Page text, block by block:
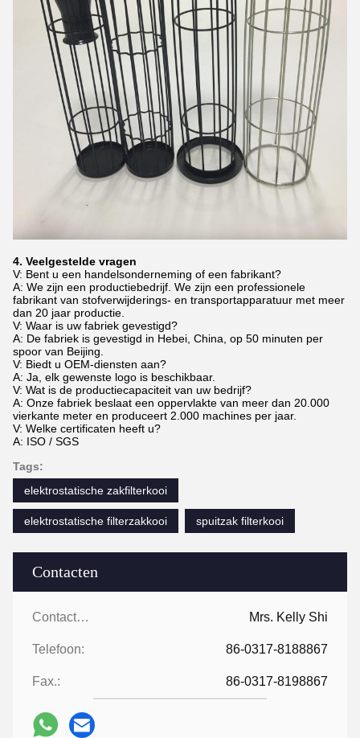
Contacten
Contacten: Mrs. Kelly Shi
Telefoon: 86-0317-8188867
Fax.: 86-0317-8198867
4. Veelgestelde vragen
V: Bent u een handelsonderneming of een fabrikant?
A: We zijn een productiebedrijf. We zijn een professionele
fabrikant van stofverwijderings- en transportapparatuur met meer
dan 20 jaar productie.
V: Waar is uw fabriek gevestigd?
A: De fabriek is gevestigd in Hebei, China, op 50 minuten per
spoor van Beijing.
V: Biedt u OEM-diensten aan?
A: Ja, elk gewenste logo is beschikbaar.
V: Wat is de productiecapaciteit van uw bedrijf?
A: Onze fabriek beslaat een oppervlakte van meer dan 20.000
vierkante meter en produceert 2.000 machines per jaar.
V: Welke certificaten heeft u?
A: ISO / SGS
Tags:
elektrostatische zakfilterkooi
elektrostatische filterzakkooi spuitzak filterkooi